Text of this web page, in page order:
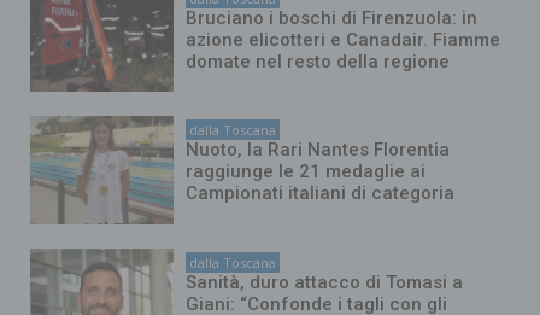
Bruciano i boschi di Firenzuola: in
azione elicotteri e Canadair. Fiamme
domate nel resto della regione
dalla Toscana
Nuoto, la Rari Nantes Florentia
raggiunge le 21 medaglie ai
Campionati italiani di categoria
dalla Toscana
Sanità, duro attacco di Tomasi a
Giani: “Confonde i tagli con gli